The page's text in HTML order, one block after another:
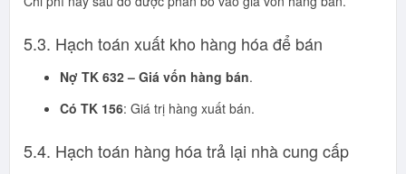
5.3. Hạch toán xuất kho hàng hóa để bán
Nợ TK 632 – Giá vốn hàng bán.
Có TK 156: Giá trị hàng xuất bán.
5.4. Hạch toán hàng hóa trả lại nhà cung cấp